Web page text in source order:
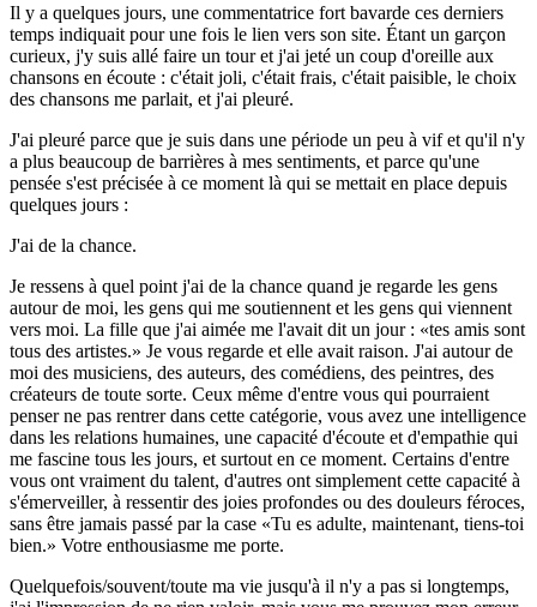
Il y a quelques jours, une commentatrice fort bavarde ces derniers
temps indiquait pour une fois le lien vers son site. Étant un garçon
curieux, j'y suis allé faire un tour et j'ai jeté un coup d'oreille aux
chansons en écoute : c'était joli, c'était frais, c'était paisible, le choix
des chansons me parlait, et j'ai pleuré.
J'ai pleuré parce que je suis dans une période un peu à vif et qu'il n'y
a plus beaucoup de barrières à mes sentiments, et parce qu'une
pensée s'est précisée à ce moment là qui se mettait en place depuis
quelques jours :
J'ai de la chance.
Je ressens à quel point j'ai de la chance quand je regarde les gens
autour de moi, les gens qui me soutiennent et les gens qui viennent
vers moi. La fille que j'ai aimée me l'avait dit un jour :
tes amis sont
tous des artistes.
Je vous regarde et elle avait raison. J'ai autour de
moi des musiciens, des auteurs, des comédiens, des peintres, des
créateurs de toute sorte. Ceux même d'entre vous qui pourraient
penser ne pas rentrer dans cette catégorie, vous avez une intelligence
dans les relations humaines, une capacité d'écoute et d'empathie qui
me fascine tous les jours, et surtout en ce moment. Certains d'entre
vous ont vraiment du talent, d'autres ont simplement cette capacité à
s'émerveiller, à ressentir des joies profondes ou des douleurs féroces,
sans être jamais passé par la case
Tu es adulte, maintenant, tiens-toi
bien.
Votre enthousiasme me porte.
Quelquefois/souvent/toute ma vie jusqu'à il n'y a pas si longtemps,